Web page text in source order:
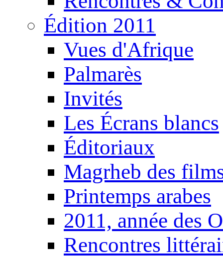
Édition 2011
Vues d'Afrique
Palmarès
Invités
Les Écrans blancs
Éditoriaux
Magrheb des
Printemps arabes
2011, année des
Rencontres